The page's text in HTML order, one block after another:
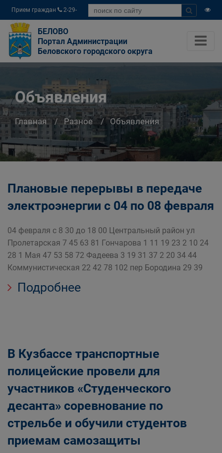
Прием граждан
2-29-
04
БЕЛОВО
Портал Администрации
Беловского городского округа
Объявления
Главная Разное Объявления
Плановые перерывы в передаче
электроэнергии с 04 по 08 февраля
04 февраля с 8 30 до 18 00 Центральный район ул
Пролетарская 7 45 63 81 Гончарова 1 11 19 23 2 10 24
28 1 Мая 47 53 58 72 Фадеева 3 19 31 37 2 20 34 44
Коммунистическая 22 42 78 102 пер Бородина 29 39
Подробнее
В Кузбассе транспортные
полицейские провели для
участников «Студенческого
десанта» соревнование по
стрельбе и обучили студентов
приемам самозащиты